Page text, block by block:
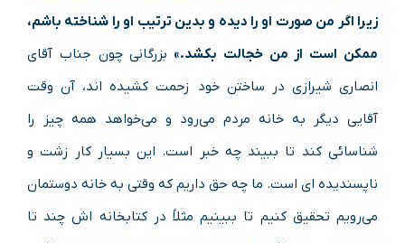
زیرا اگر من صورت او را دیده و بدین ترتیب او را شناخته باشم،
ممکن است از من خجالت بکشد.» بزرگانی چون جناب آقای
انصاری شیرازی در ساختن خود زحمت کشیده اند، آن وقت
آقایی دیگر به خانه مردم می‌رود و می‌خواهد همه چیز را
شناسائی کند تا ببیند چه خبر است. این بسیار کار زشت و
ناپسندیده ای است. ما چه حق داریم که وقتی به خانه دوستمان
می‌رویم تحقیق کنیم تا ببینیم مثلاً در کتابخانه اش چند تا